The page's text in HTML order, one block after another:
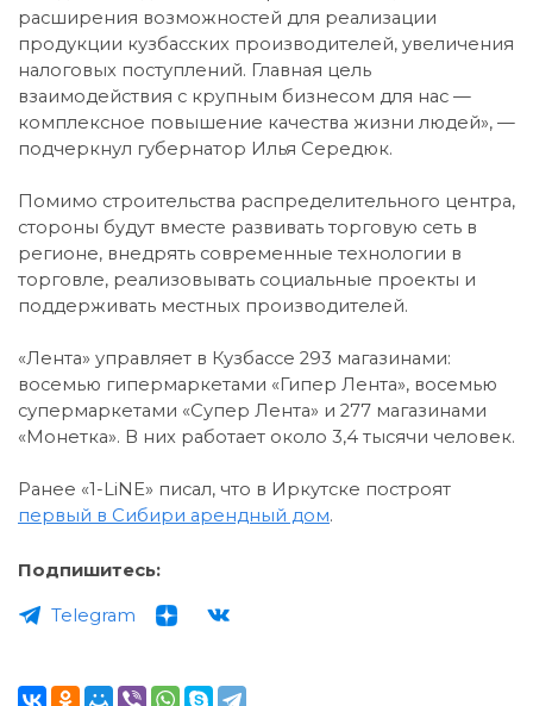
расширения возможностей для реализации
продукции кузбасских производителей, увеличения
налоговых поступлений. Главная цель
взаимодействия с крупным бизнесом для нас —
комплексное повышение качества жизни людей», —
подчеркнул губернатор Илья Середюк.
Помимо строительства распределительного центра,
стороны будут вместе развивать торговую сеть в
регионе, внедрять современные технологии в
торговле, реализовывать социальные проекты и
поддерживать местных производителей.
«Лента» управляет в Кузбассе 293 магазинами:
восемью гипермаркетами «Гипер Лента», восемью
супермаркетами «Супер Лента» и 277 магазинами
«Монетка». В них работает около 3,4 тысячи человек.
Ранее «1-LiNE» писал, что в Иркутске построят
первый в Сибири арендный дом.
Подпишитесь:
Telegram